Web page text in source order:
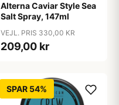
Alterna Caviar Style Sea
Salt Spray, 147ml
VEJL. PRIS 330,00 KR
209,00 kr
SPAR 54%